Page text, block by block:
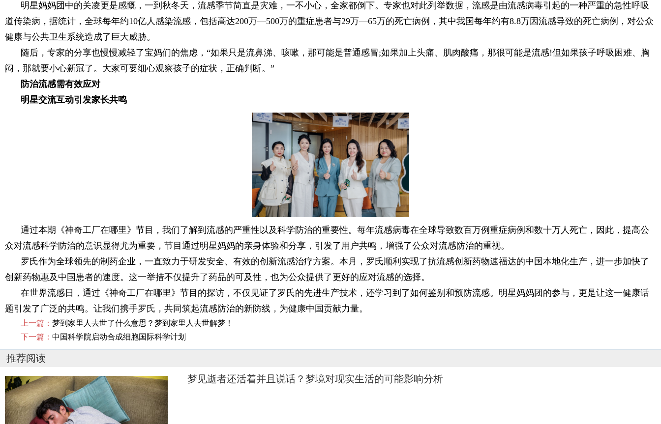
明星妈妈团中的关凌更是感慨，一到秋冬天，流感季节简直是灾难，一不小心，全家都倒下。专家也对此列举数据，流感是由流感病毒引起的一种严重的急性呼吸
道传染病，据统计，全球每年约10亿人感染流感，包括高达200万—500万的重症患者与29万—65万的死亡病例，其中我国每年约有8.8万因流感导致的死亡病例，对公众
健康与公共卫生系统造成了巨大威胁。
随后，专家的分享也慢慢减轻了宝妈们的焦虑，“如果只是流鼻涕、咳嗽，那可能是普通感冒;如果加上头痛、肌肉酸痛，那很可能是流感!但如果孩子呼吸困难、胸
闷，那就要小心新冠了。大家可要细心观察孩子的症状，正确判断。”
防治流感需有效应对
明星交流互动引发家长共鸣
通过本期《神奇工厂在哪里》节目，我们了解到流感的严重性以及科学防治的重要性。每年流感病毒在全球导致数百万例重症病例和数十万人死亡，因此，提高公
众对流感科学防治的意识显得尤为重要，节目通过明星妈妈的亲身体验和分享，引发了用户共鸣，增强了公众对流感防治的重视。
罗氏作为全球领先的制药企业，一直致力于研发安全、有效的创新流感治疗方案。本月，罗氏顺利实现了抗流感创新药物速福达的中国本地化生产，进一步加快了
创新药物惠及中国患者的速度。这一举措不仅提升了药品的可及性，也为公众提供了更好的应对流感的选择。
在世界流感日，通过《神奇工厂在哪里》节目的探访，不仅见证了罗氏的先进生产技术，还学习到了如何鉴别和预防流感。明星妈妈团的参与，更是让这一健康话
题引发了广泛的共鸣。让我们携手罗氏，共同筑起流感防治的新防线，为健康中国贡献力量。
上一篇： 梦到家里人去世了什么意思？梦到家里人去世解梦！
下一篇： 中国科学院启动合成细胞国际科学计划
推荐阅读
梦见逝者还活着并且说话？梦境对现实生活的可能影响分析